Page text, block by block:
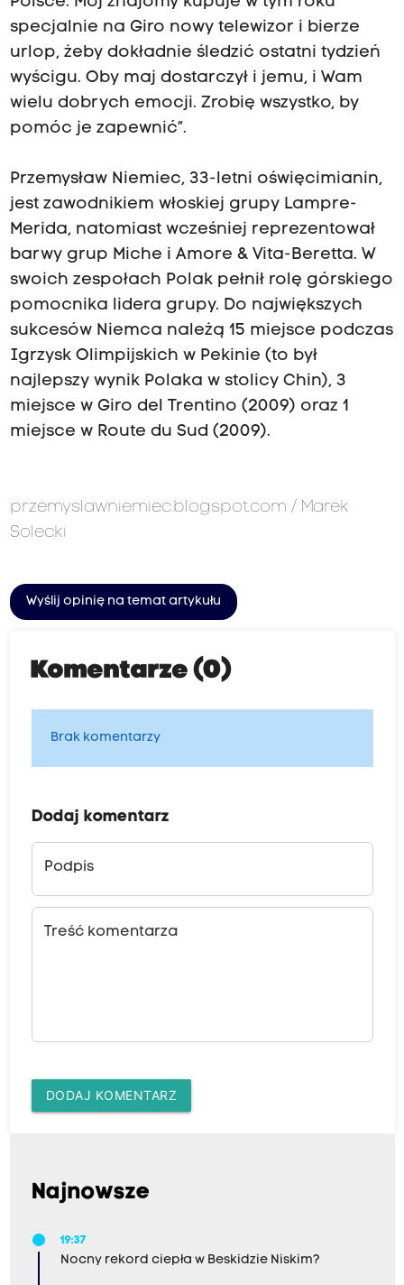
specjalnie na Giro nowy telewizor i bierze
urlop, żeby dokładnie śledzić ostatni tydzień
wyścigu. Oby maj dostarczył i jemu, i Wam
wielu dobrych emocji. Zrobię wszystko, by
pomóc je zapewnić”.
Przemysław Niemiec, 33-letni oświęcimianin,
jest zawodnikiem włoskiej grupy Lampre-
Merida, natomiast wcześniej reprezentował
barwy grup Miche i Amore & Vita-Beretta. W
swoich zespołach Polak pełnił rolę górskiego
pomocnika lidera grupy. Do największych
sukcesów Niemca należą 15 miejsce podczas
Igrzysk Olimpijskich w Pekinie (to był
najlepszy wynik Polaka w stolicy Chin), 3
miejsce w Giro del Trentino (2009) oraz 1
miejsce w Route du Sud (2009).
przemyslawniemiec.blogspot.com / Marek
Solecki
Wyślij opinię na temat artykułu
Komentarze (0)
Brak komentarzy
Dodaj komentarz
Podpis
Treść komentarza
DODAJ KOMENTARZ
Najnowsze
19:37
Nocny rekord ciepła w Beskidzie Niskim?